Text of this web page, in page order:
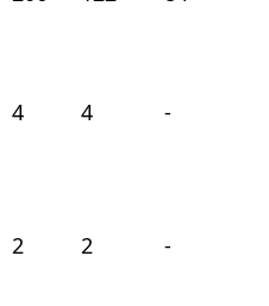
4 4 -
2 2 -